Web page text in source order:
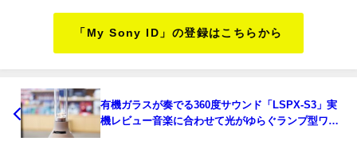
「My Sony ID」の登録はこちらから
有機ガラスが奏でる360度サウンド「LSPX-S3」実
機レビュー音楽に合わせて光がゆらぐランプ型ワイ